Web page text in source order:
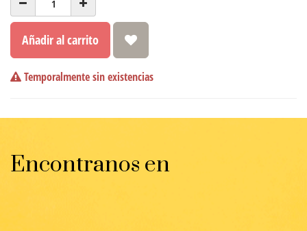
Añadir al carrito
Temporalmente sin existencias
Encontranos en